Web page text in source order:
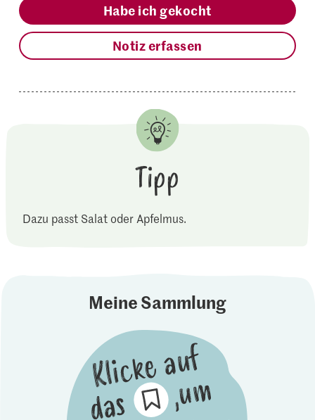
Habe ich gekocht
Notiz erfassen
Tipp
Dazu passt Salat oder Apfelmus.
Meine Sammlung